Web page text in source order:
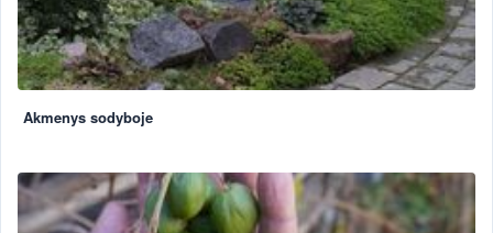
Akmenys sodyboje